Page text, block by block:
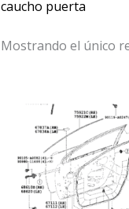
caucho puerta
Mostrando el único
precio
era: